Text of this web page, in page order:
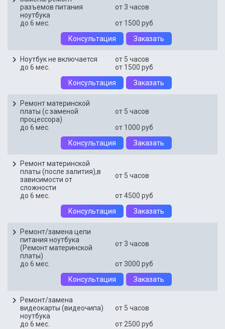
разъемов питания
ноутбука
от 3 часов
до 6 мес.
от 1500 руб
Консультация
Заказать
Ноутбук не включается
от 5 часов
до 6 мес.
от 1500 руб
Консультация
Заказать
Ремонт материнской
платы (с заменой
процессора)
от 5 часов
до 6 мес.
от 1000 руб
Консультация
Заказать
Ремонт материнской
платы (после залития),в
зависимости от
сложности
от 5 часов
до 6 мес.
от 4500 руб
Консультация
Заказать
Ремонт/замена цепи
питания ноутбука
(Ремонт материнской
платы)
от 3 часов
до 6 мес.
от 3000 руб
Консультация
Заказать
Ремонт/замена
видеокарты (видеочипа)
ноутбука
от 5 часов
до 6 мес.
от 2500 руб